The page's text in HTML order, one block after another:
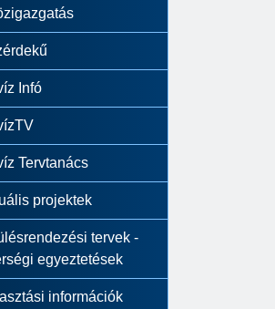
Infó
Tervtanács
projektek
tervek -
egyeztetések
információk